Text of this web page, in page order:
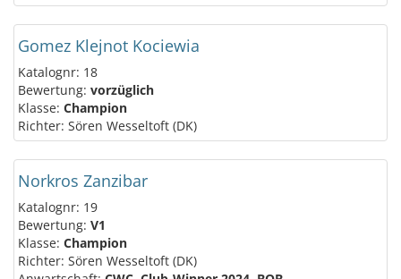
Gomez Klejnot Kociewia
Katalognr: 18
Bewertung: vorzüglich
Klasse: Champion
Richter: Sören Wesseltoft (DK)
Norkros Zanzibar
Katalognr: 19
Bewertung: V1
Klasse: Champion
Richter: Sören Wesseltoft (DK)